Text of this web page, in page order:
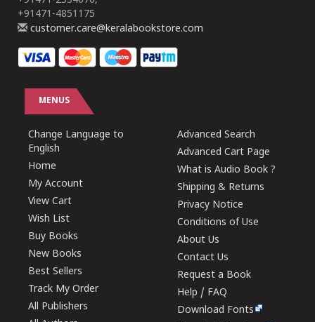
+91471-4851175
customer.care@keralabookstore.com
MENUS
Change Language to
English
Home
My Account
View Cart
Wish List
Buy Books
New Books
Best Sellers
Track My Order
All Publishers
Advanced Search
Advanced Cart Page
What is Audio Book ?
Shipping & Returns
Privacy Notice
Conditions of Use
About Us
Contact Us
Request a Book
Help / FAQ
Download Fonts